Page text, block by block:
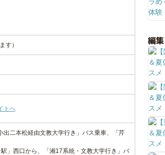
す）
トへ
二本松経由文教大学行き」バス乗車、「芹
」西口から、「湘17系統・文教大学行き」バ
編